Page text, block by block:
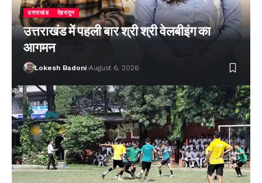
उत्तराखंड देहरादून
उत्तराखंड में पहली बार श्री श्री वेलबीइंग का
आगमन
Lokesh Badoni August 6, 2026